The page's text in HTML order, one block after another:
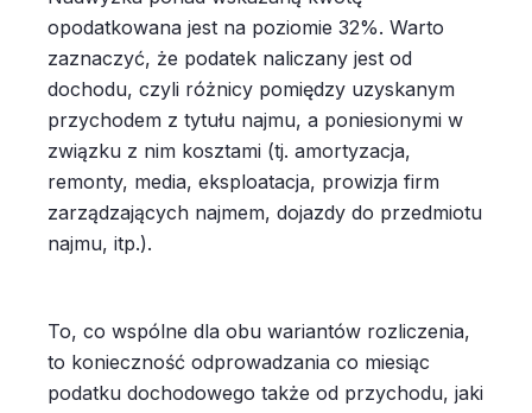
opodatkowana jest na poziomie 32%. Warto
zaznaczyć, że podatek naliczany jest od
dochodu, czyli różnicy pomiędzy uzyskanym
przychodem z tytułu najmu, a poniesionymi w
związku z nim kosztami (tj. amortyzacja,
remonty, media, eksploatacja, prowizja firm
zarządzających najmem, dojazdy do przedmiotu
najmu, itp.).
To, co wspólne dla obu wariantów rozliczenia,
to konieczność odprowadzania co miesiąc
podatku dochodowego także od przychodu, jaki